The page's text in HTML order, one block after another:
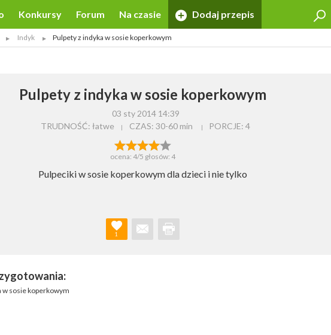
Konkursy Forum Na czasie Dodaj przepis
Indyk Pulpety z indyka w sosie koperkowym
Pulpety z indyka w sosie koperkowym
03 sty 2014 14:39
TRUDNOŚĆ: łatwe
CZAS: 30-60 min PORCJE:4
ocena: 4/5 głosów: 4
Pulpeciki w sosie koperkowym dla dzieci i nie tylko
1
w sosie koperkowym